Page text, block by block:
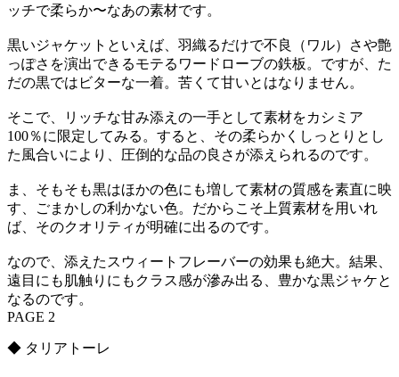
ッチで柔らか〜なあの素材です。
黒いジャケットといえば、羽織るだけで不良（ワル）さや艶
っぽさを演出できるモテるワードローブの鉄板。ですが、た
だの黒ではビターな一着。苦くて甘いとはなりません。
そこで、リッチな甘み添えの一手として素材をカシミア
100％に限定してみる。すると、その柔らかくしっとりとし
た風合いにより、圧倒的な品の良さが添えられるのです。
ま、そもそも黒はほかの色にも増して素材の質感を素直に映
す、ごまかしの利かない色。だからこそ上質素材を用いれ
ば、そのクオリティが明確に出るのです。
なので、添えたスウィートフレーバーの効果も絶大。結果、
遠目にも肌触りにもクラス感が滲み出る、豊かな黒ジャケと
なるのです。
PAGE 2
◆ タリアトーレ